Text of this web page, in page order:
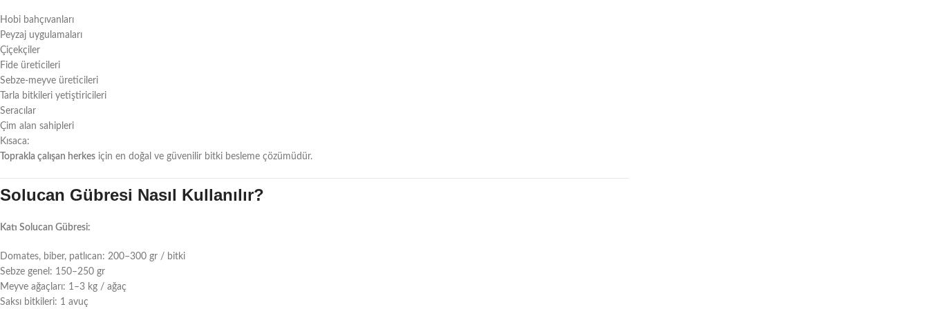
Hobi bahçıvanları
Peyzaj uygulamaları
Çiçekçiler
Fide üreticileri
Sebze-meyve üreticileri
Tarla bitkileri yetiştiricileri
Seracılar
Çim alan sahipleri
Kısaca:
Toprakla çalışan herkes için en doğal ve güvenilir bitki besleme çözümüdür.
Solucan Gübresi Nasıl Kullanılır?
Katı Solucan Gübresi:
Domates, biber, patlıcan: 200–300 gr / bitki
Sebze genel: 150–250 gr
Meyve ağaçları: 1–3 kg / ağaç
Saksı bitkileri: 1 avuç